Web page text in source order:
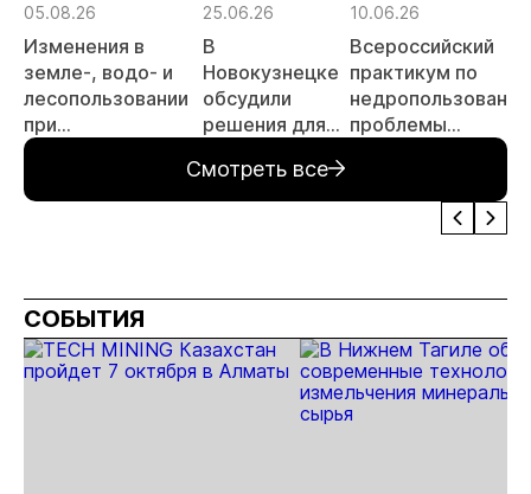
05.08.26
Изменения в
земле-, водо- и
лесопользовании
при
недропользовании
семинаре
25.06.26
В
Новокузнецке
обсудили
решения для
эффективности
горных
10.06.26
Всероссийский
практикум по
проблемы
лицензирования,
экспертизы
пройдет в начале
Смотреть все
СОБЫТИЯ